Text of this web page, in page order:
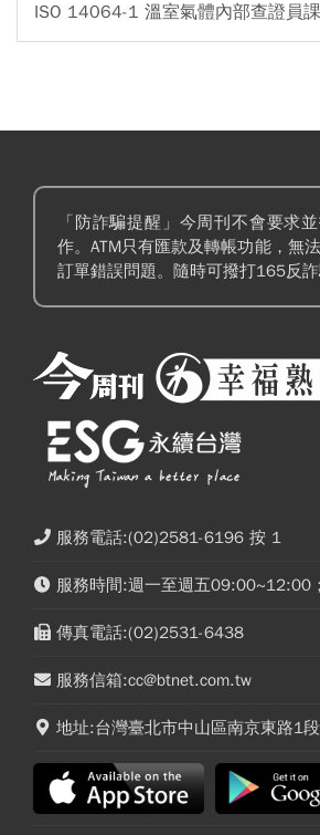
ISO 14064-1 溫室氣體內部查證員
「防詐騙提醒」今周刊不會要求
作。ATM只有匯款及轉帳功能，無
訂單錯誤問題。隨時可撥打165反詐
服務電話:(02)2581-6196 按 1
服務時間:週一至週五
傳真電話:(02)2531-6438
服務信箱:cc@btnet.com.tw
地址:台灣臺北市中山區南京東路1